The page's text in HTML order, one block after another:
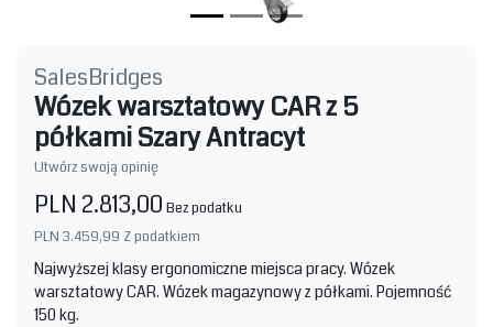
SalesBridges
Wózek warsztatowy CAR z 5
półkami Szary Antracyt
Utwórz swoją opinię
PLN 2.813,00 Bez podatku
PLN 3.459,99 Z podatkiem
Najwyższej klasy ergonomiczne miejsca pracy. Wózek
warsztatowy CAR. Wózek magazynowy z półkami. Pojemność
150 kg.